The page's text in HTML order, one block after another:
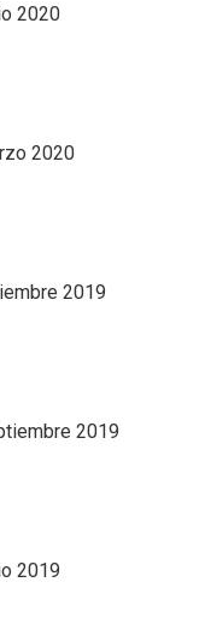
2020
2020
2019
2019
2019